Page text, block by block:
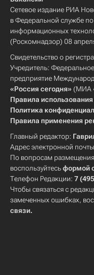
Сетевое издание РИА
в Федеральной службе
информационных
(Роскомнадзор) 08
Свидетельство о
Учредитель:
предприятие
«Россия сегодня» (МИА
Правила
Политика
Правила применения
Главный редактор:
Адрес электронной
По вопросам
воспользуйтесьформой
Телефон Редакции: 7
Чтобы связаться с
замеченных ошибках,
связи.